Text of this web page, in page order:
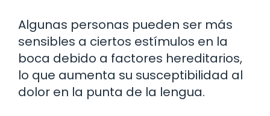
Algunas personas pueden ser más
sensibles a ciertos estímulos en la
boca debido a factores hereditarios,
lo que aumenta su susceptibilidad al
dolor en la punta de la lengua.